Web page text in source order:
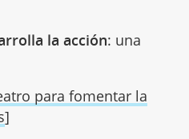
la acción: una
para fomentar la
]